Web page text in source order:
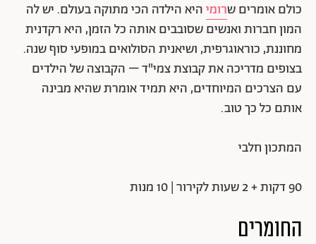
כולם אומרים שרומיהיא הילדה הכי מתוקה בעולם. יש לה
המון חברות ואנשים שסובבים אותה כל הזמן, היא רקדנית
מחוננת, כוראוגרפית, ושיאנית הסולואים במופעי סוף שנה.
בצופים מדריכה את קבוצת צמי"ד – הקבוצה של הילדים
עם הצרכים המיוחדים, היא תמיד אומרת שהיא מבינה
אותם כל כך טוב.
המתכון חלבי
90 דקות + 2 שעות לקירור | 10 מנות
החומרים